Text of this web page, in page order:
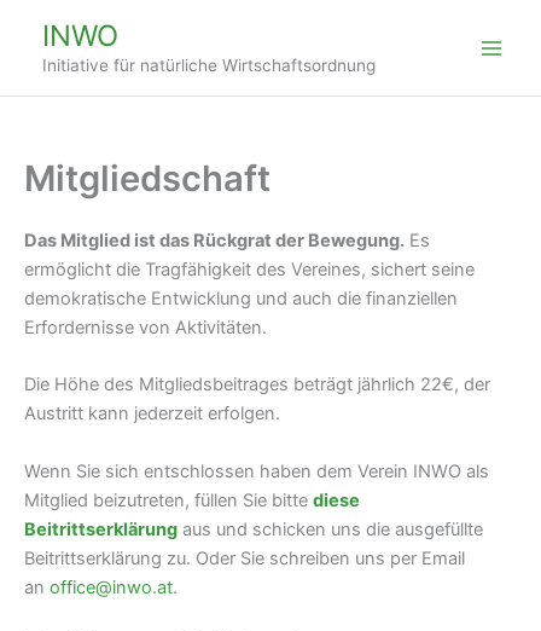
springen
INWO
Initiative für natürliche Wirtschaftsordnung
Mitgliedschaft
Das Mitglied ist das Rückgrat der Bewegung. Es
ermöglicht die Tragfähigkeit des Vereines, sichert seine
demokratische Entwicklung und auch die finanziellen
Erfordernisse von Aktivitäten.
Die Höhe des Mitgliedsbeitrages beträgt jährlich 22€, der
Austritt kann jederzeit erfolgen.
Wenn Sie sich entschlossen haben dem Verein INWO als
Mitglied beizutreten, füllen Sie bitte diese
Beitrittserklärung aus und schicken uns die ausgefüllte
Beitrittserklärung zu. Oder Sie schreiben uns per Email
an office@inwo.at.